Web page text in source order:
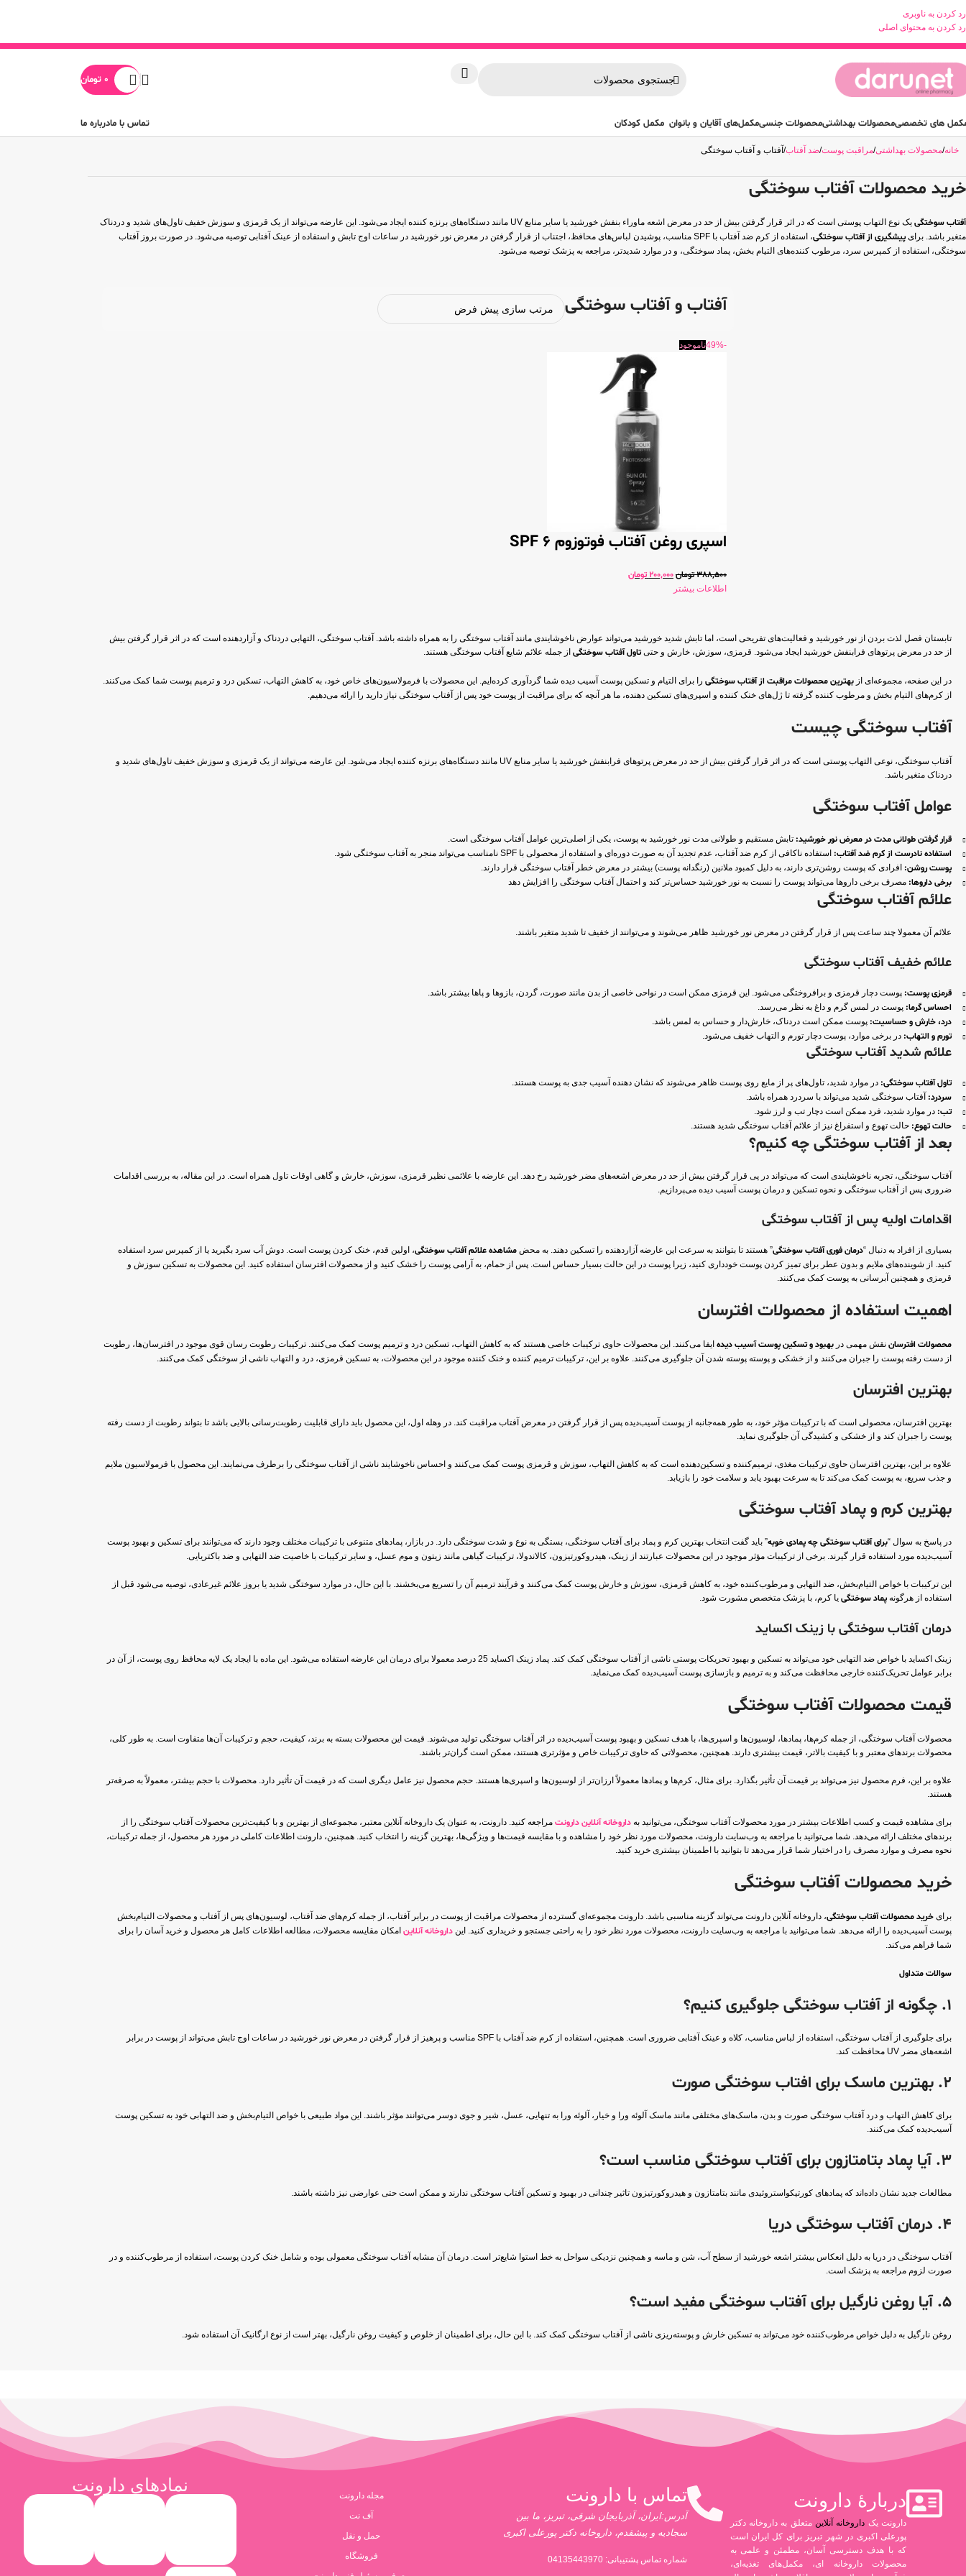
رد کردن به ناوبری
رد کردن به محتوای اصلی
0 تومان
های تخصصیمحصولات بهداشتیمحصولات جنسیمکمل‌های آقایان و بانوان مکمل کودکان تماس با مادرباره ما
خانه محصولات بهداشتی مراقبت پوست ضد آفتاب آفتاب و آفتاب سوختگی
خرید محصولات آفتاب سوختگی
آفتاب سوختگی
یک نوع التهاب پوستی است که در اثر قرار گرفتن بیش از حد در معرض اشعه ماوراء بنفش خورشید یا سایر منابع UV مانند دستگاه‌های برنزه کننده ایجاد می‌شود. این عارضه می‌تواند از یک قرمزی و سوزش خفیف تاول‌های شدید و دردناک
متغیر باشد. برای پیشگیری از آفتاب سوختگی
، استفاده از کرم ضد آفتاب با SPF مناسب، پوشیدن لباس‌های محافظ، اجتناب از قرار گرفتن در معرض نور خورشید در ساعات اوج تابش و استفاده از عینک آفتابی توصیه می‌شود. در صورت بروز آفتاب
سوختگی، استفاده از کمپرس سرد، مرطوب کننده‌های التیام بخش، پماد سوختگی، و در موارد شدیدتر، مراجعه به پزشک توصیه می‌شود.
آفتاب و آفتاب سوختگی
-49% ناموجود
اسپری روغن آفتاب فوتوزوم SPF 6
388,500تومان200,000 تومان
اطلاعات بیشتر
تابستان فصل لذت بردن از نور خورشید و فعالیت‌های تفریحی است، اما تابش شدید خورشید می‌تواند عوارض ناخوشایندی مانند آفتاب سوختگی را به همراه داشته باشد. آفتاب سوختگی، التهابی دردناک و آزاردهنده است که در اثر قرار گرفتن بیش
از حد در معرض پرتوهای فرابنفش خورشید ایجاد می‌شود. قرمزی، سوزش، خارش و حتی تاول آفتاب سوختگی از جمله علائم شایع آفتاب سوختگی هستند.
در این صفحه، مجموعه‌ای از بهترین محصولات مراقبت از آفتاب سوختگی را برای التیام و تسکین پوست آسیب دیده شما گردآوری کرده‌ایم. این محصولات با فرمولاسیون‌های خاص خود، به کاهش التهاب، تسکین درد و ترمیم پوست شما کمک می‌کنند.
از کرم‌های التیام بخش و مرطوب کننده گرفته تا ژل‌های خنک کننده و اسپری‌های تسکین دهنده، ما هر آنچه که برای مراقبت از پوست خود پس از آفتاب سوختگی نیاز دارید را ارائه می‌دهیم.
آفتاب سوختگی چیست
آفتاب سوختگی، نوعی التهاب پوستی است که در اثر قرار گرفتن بیش از حد در معرض پرتوهای فرابنفش خورشید یا سایر منابع UV مانند دستگاه‌های برنزه کننده ایجاد می‌شود. این عارضه می‌تواند از یک قرمزی و سوزش خفیف تاول‌های شدید و
دردناک متغیر باشد.
عوامل آفتاب سوختگی
قرار گرفتن طولانی مدت در معرض نور خورشید: تابش مستقیم و طولانی مدت نور خورشید به پوست، یکی از اصلی‌ترین عوامل آفتاب سوختگی است.
استفاده نادرست از کرم ضد آفتاب: استفاده ناکافی از کرم ضد آفتاب، عدم تجدید آن به صورت دوره‌ای و استفاده از محصولی با SPF نامناسب می‌تواند منجر به آفتاب سوختگی شود.
پوست روشن: افرادی که پوست روشن‌تری دارند، به دلیل کمبود ملانین (رنگدانه پوست) بیشتر در معرض خطر آفتاب سوختگی قرار دارند.
برخی داروها: مصرف برخی داروها می‌تواند پوست را نسبت به نور خورشید حساس‌تر کند و احتمال آفتاب سوختگی را افزایش دهد
علائم آفتاب سوختگی
علائم آن معمولا چند ساعت پس از قرار گرفتن در معرض نور خورشید ظاهر می‌شوند و می‌توانند از خفیف تا شدید متغیر باشند.
علائم خفیف آفتاب سوختگی
قرمزی پوست: پوست دچار قرمزی و برافروختگی می‌شود. این قرمزی ممکن است در نواحی خاصی از بدن مانند صورت، گردن، بازوها و پاها بیشتر باشد.
احساس گرما: پوست در لمس گرم و داغ به نظر می‌رسد.
درد، خارش و حساسیت: پوست ممکن است دردناک، خارش‌دار و حساس به لمس باشد.
تورم و التهاب: در برخی موارد، پوست دچار تورم و التهاب خفیف می‌شود.
علائم شدید آفتاب سوختگی
تاول آفتاب سوختگی: در موارد شدید، تاول‌های پر از مایع روی پوست ظاهر می‌شوند که نشان دهنده آسیب جدی به پوست هستند.
سردرد: آفتاب سوختگی شدید می‌تواند با سردرد همراه باشد.
تب: در موارد شدید، فرد ممکن است دچار تب و لرز شود.
حالت تهوع: حالت تهوع و استفراغ نیز از علائم آفتاب سوختگی شدید هستند.
بعد از آفتاب سوختگی چه کنیم؟
آفتاب سوختگی، تجربه ناخوشایندی است که می‌تواند در پی قرار گرفتن بیش از حد در معرض اشعه‌های مضر خورشید رخ دهد. این عارضه با علائمی نظیر قرمزی، سوزش، خارش و گاهی اوقات تاول همراه است. در این مقاله، به بررسی اقدامات
ضروری پس از آفتاب سوختگی و نحوه تسکین و درمان پوست آسیب دیده می‌پردازیم.
اقدامات اولیه پس از آفتاب سوختگی
بسیاری از افراد به دنبال “درمان فوری آفتاب سوختگی” هستند تا بتوانند به سرعت این عارضه آزاردهنده را تسکین دهند. به محض مشاهده علائم آفتاب سوختگی، اولین قدم، خنک کردن پوست است. دوش آب سرد بگیرید یا از کمپرس سرد استفاده
کنید. از شوینده‌های ملایم و بدون عطر برای تمیز کردن پوست خودداری کنید، زیرا پوست در این حالت بسیار حساس است. پس از حمام، به آرامی پوست را خشک کنید و از محصولات افترسان استفاده کنید. این محصولات به تسکین سوزش و
قرمزی و همچنین آبرسانی به پوست کمک می‌کنند.
اهمیت استفاده از محصولات افترسان
محصولات افترسان نقش مهمی در بهبود و تسکین پوست آسیب دیده ایفا می‌کنند. این محصولات حاوی ترکیبات خاصی هستند که به کاهش التهاب، تسکین درد و ترمیم پوست کمک می‌کنند. ترکیبات رطوبت رسان قوی موجود در افترسان‌ها، رطوبت
از دست رفته پوست را جبران می‌کنند و از خشکی و پوسته پوسته شدن آن جلوگیری می‌کنند. علاوه بر این، ترکیبات ترمیم کننده و خنک کننده موجود در این محصولات، به تسکین قرمزی، درد و التهاب ناشی از سوختگی کمک می‌کنند.
بهترین افترسان
بهترین افترسان، محصولی است که با ترکیبات مؤثر خود، به طور همه‌جانبه از پوست آسیب‌دیده پس از قرار گرفتن در معرض آفتاب مراقبت کند. در وهله اول، این محصول باید دارای قابلیت رطوبت‌رسانی بالایی باشد تا بتواند رطوبت از دست رفته
پوست را جبران کند و از خشکی و کشیدگی آن جلوگیری نماید.
علاوه بر این، بهترین افترسان حاوی ترکیبات مغذی، ترمیم‌کننده و تسکین‌دهنده است که به کاهش التهاب، سوزش و قرمزی پوست کمک می‌کنند و احساس ناخوشایند ناشی از آفتاب سوختگی را برطرف می‌نمایند. این محصول با فرمولاسیون ملایم
و جذب سریع، به پوست کمک می‌کند تا به سرعت بهبود یابد و سلامت خود را بازیابد.
بهترین کرم و پماد آفتاب سوختگی
در پاسخ به سوال “برای آفتاب سوختگی چه پمادی خوبه” باید گفت انتخاب بهترین کرم و پماد برای آفتاب سوختگی، بستگی به نوع و شدت سوختگی دارد. در بازار، پمادهای متنوعی با ترکیبات مختلف وجود دارند که می‌توانند برای تسکین و بهبود پوست
آسیب‌دیده مورد استفاده قرار گیرند. برخی از ترکیبات مؤثر موجود در این محصولات عبارتند از زینک، هیدروکورتیزون، کالاندولا، ترکیبات گیاهی مانند زیتون و موم عسل، و سایر ترکیبات با خاصیت ضد التهابی و ضد باکتریایی.
این ترکیبات با خواص التیام‌بخش، ضد التهابی و مرطوب‌کننده خود، به کاهش قرمزی، سوزش و خارش پوست کمک می‌کنند و فرآیند ترمیم آن را تسریع می‌بخشند. با این حال، در موارد سوختگی شدید یا بروز علائم غیرعادی، توصیه می‌شود قبل از
استفاده از هرگونه پماد سوختگی یا کرم، با پزشک متخصص مشورت شود.
درمان آفتاب سوختگی با زینک اکساید
زینک اکساید با خواص ضد التهابی خود می‌تواند به تسکین و بهبود تحریکات پوستی ناشی از آفتاب سوختگی کمک کند. پماد زینک اکساید 25 درصد معمولا برای درمان این عارضه استفاده می‌شود. این ماده با ایجاد یک لایه محافظ روی پوست، از آن در
برابر عوامل تحریک‌کننده خارجی محافظت می‌کند و به ترمیم و بازسازی پوست آسیب‌دیده کمک می‌نماید.
قیمت محصولات آفتاب سوختگی
محصولات آفتاب سوختگی، از جمله کرم‌ها، پمادها، لوسیون‌ها و اسپری‌ها، با هدف تسکین و بهبود پوست آسیب‌دیده در اثر آفتاب سوختگی تولید می‌شوند. قیمت این محصولات بسته به برند، کیفیت، حجم و ترکیبات آن‌ها متفاوت است. به طور کلی،
محصولات برندهای معتبر و با کیفیت بالاتر، قیمت بیشتری دارند. همچنین، محصولاتی که حاوی ترکیبات خاص و مؤثرتری هستند، ممکن است گران‌تر باشند.
علاوه بر این، فرم محصول نیز می‌تواند بر قیمت آن تأثیر بگذارد. برای مثال، کرم‌ها و پمادها معمولاً ارزان‌تر از لوسیون‌ها و اسپری‌ها هستند. حجم محصول نیز عامل دیگری است که در قیمت آن تأثیر دارد. محصولات با حجم بیشتر، معمولاً به صرفه‌تر
هستند.
برای مشاهده قیمت و کسب اطلاعات بیشتر در مورد محصولات آفتاب سوختگی، می‌توانید به داروخانه آنلاین دارونت مراجعه کنید. دارونت، به عنوان یک داروخانه آنلاین معتبر، مجموعه‌ای از بهترین و با کیفیت‌ترین محصولات آفتاب سوختگی را از
برندهای مختلف ارائه می‌دهد. شما می‌توانید با مراجعه به وب‌سایت دارونت، محصولات مورد نظر خود را مشاهده و با مقایسه قیمت‌ها و ویژگی‌ها، بهترین گزینه را انتخاب کنید. همچنین، دارونت اطلاعات کاملی در مورد هر محصول، از جمله ترکیبات،
نحوه مصرف و موارد مصرف را در اختیار شما قرار می‌دهد تا بتوانید با اطمینان بیشتری خرید کنید.
خرید محصولات آفتاب سوختگی
برای خرید محصولات آفتاب سوختگی، داروخانه آنلاین دارونت می‌تواند گزینه مناسبی باشد. دارونت مجموعه‌ای گسترده از محصولات مراقبت از پوست در برابر آفتاب، از جمله کرم‌های ضد آفتاب، لوسیون‌های پس از آفتاب و محصولات التیام‌بخش
پوست آسیب‌دیده را ارائه می‌دهد. شما می‌توانید با مراجعه به وب‌سایت دارونت، محصولات مورد نظر خود را به راحتی جستجو و خریداری کنید. این داروخانه آنلاین امکان مقایسه محصولات، مطالعه اطلاعات کامل هر محصول و خرید آسان را برای
شما فراهم می‌کند.
سوالات متداول
1. چگونه از آفتاب سوختگی جلوگیری کنیم؟
برای جلوگیری از آفتاب سوختگی، استفاده از لباس مناسب، کلاه و عینک آفتابی ضروری است. همچنین، استفاده از کرم ضد آفتاب با SPF مناسب و پرهیز از قرار گرفتن در معرض نور خورشید در ساعات اوج تابش می‌تواند از پوست در برابر
اشعه‌های مضر UV محافظت کند.
2. بهترین ماسک برای افتاب سوختگی صورت
برای کاهش التهاب و درد آفتاب سوختگی صورت و بدن، ماسک‌های مختلفی مانند ماسک آلوئه ورا و خیار، آلوئه ورا به تنهایی، عسل، شیر و جوی دوسر می‌توانند مؤثر باشند. این مواد طبیعی با خواص التیام‌بخش و ضد التهابی خود به تسکین پوست
آسیب‌دیده کمک می‌کنند.
3. آیا پماد بتامتازون برای آفتاب سوختگی مناسب است؟
مطالعات جدید نشان داده‌اند که پمادهای کورتیکواستروئیدی مانند بتامتازون و هیدروکورتیزون تاثیر چندانی در بهبود و تسکین آفتاب سوختگی ندارند و ممکن است حتی عوارضی نیز داشته باشند.
4. درمان آفتاب سوختگی دریا
آفتاب سوختگی در دریا به دلیل انعکاس بیشتر اشعه خورشید از سطح آب، شن و ماسه و همچنین نزدیکی سواحل به خط استوا شایع‌تر است. درمان آن مشابه آفتاب سوختگی معمولی بوده و شامل خنک کردن پوست، استفاده از مرطوب‌کننده و در
صورت لزوم مراجعه به پزشک است.
5. آیا روغن نارگیل برای آفتاب سوختگی مفید است؟
روغن نارگیل به دلیل خواص مرطوب‌کننده خود می‌تواند به تسکین خارش و پوسته‌ریزی ناشی از آفتاب سوختگی کمک کند. با این حال، برای اطمینان از خلوص و کیفیت روغن نارگیل، بهتر است از نوع ارگانیک آن استفاده شود.
دربارۀ دارونت
دارونت یک داروخانه آنلاینمتعلق به داروخانه دکتر
پورعلی اکبری در شهر تبریز برای کل ایران است
که با هدف دسترسی آسان، مطمئن و علمی به
محصولات داروخانه ای، مکمل‌های تغذیه‌ای،
تماس با دارونت
آدرس:ایران، آذربایجان شرقی، تبریز، ما بین
سجادیه و پیشقدم، داروخانه دکتر پورعلی اکبری
شماره تماس پشتیبانی:04135443970
مجله دارونت
آف نت
حمل و نقل
فروشگاه
نمادهای دارونت